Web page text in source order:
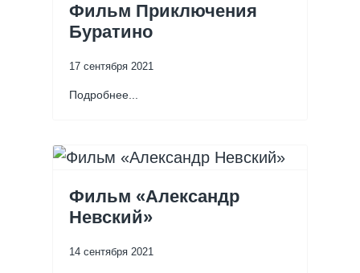
Фильм Приключения
Буратино
17 сентября 2021
Подробнее...
Фильм «Александр
Невский»
14 сентября 2021